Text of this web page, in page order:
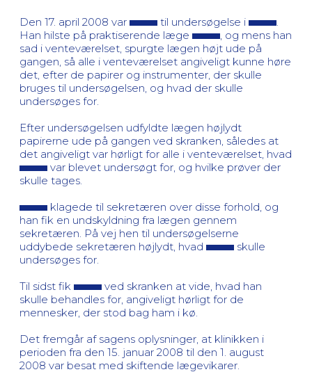
Den 17. april 2008 var til undersøgelse i
Han hilste på praktiserende læge
, og mens han
sad i venteværelset, spurgte lægen højt ude på
gangen, så alle i venteværelset angiveligt kunne høre
det, efter de papirer og instrumenter, der skulle
bruges til undersøgelsen, og hvad der skulle
undersøges for.
Efter undersøgelsen udfyldte lægen højlydt
papirerne ude på gangen ved skranken, således at
det angiveligt var hørligt for alle i venteværelset, hvad
var blevet undersøgt for, og hvilke prøver der
skulle tages.
klagede til sekretæren over disse forhold, og
han fik en undskyldning fra lægen gennem
sekretæren. På vej hen til undersøgelserne
uddybede sekretæren højlydt, hvad
skulle
undersøges for.
Til sidst fik
ved skranken at vide, hvad han
skulle behandles for, angiveligt hørligt for de
mennesker, der stod bag ham i kø.
Det fremgår af sagens oplysninger, at klinikken i
perioden fra den 15. januar 2008 til den 1. august
2008 var besat med skiftende lægevikarer.